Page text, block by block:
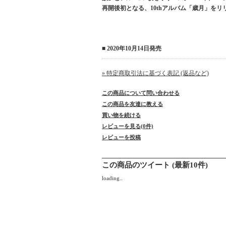
再開後初となる、10thアルバム「歳月」をリ
■ 2020年10月14日発売
» 特定商取引法に基づく表記 (返品など)
この商品について問い合わせる
この商品を友達に教える
買い物を続ける
レビューを見る(0件)
レビューを投稿
この商品のツイート (最新10件)
loading..